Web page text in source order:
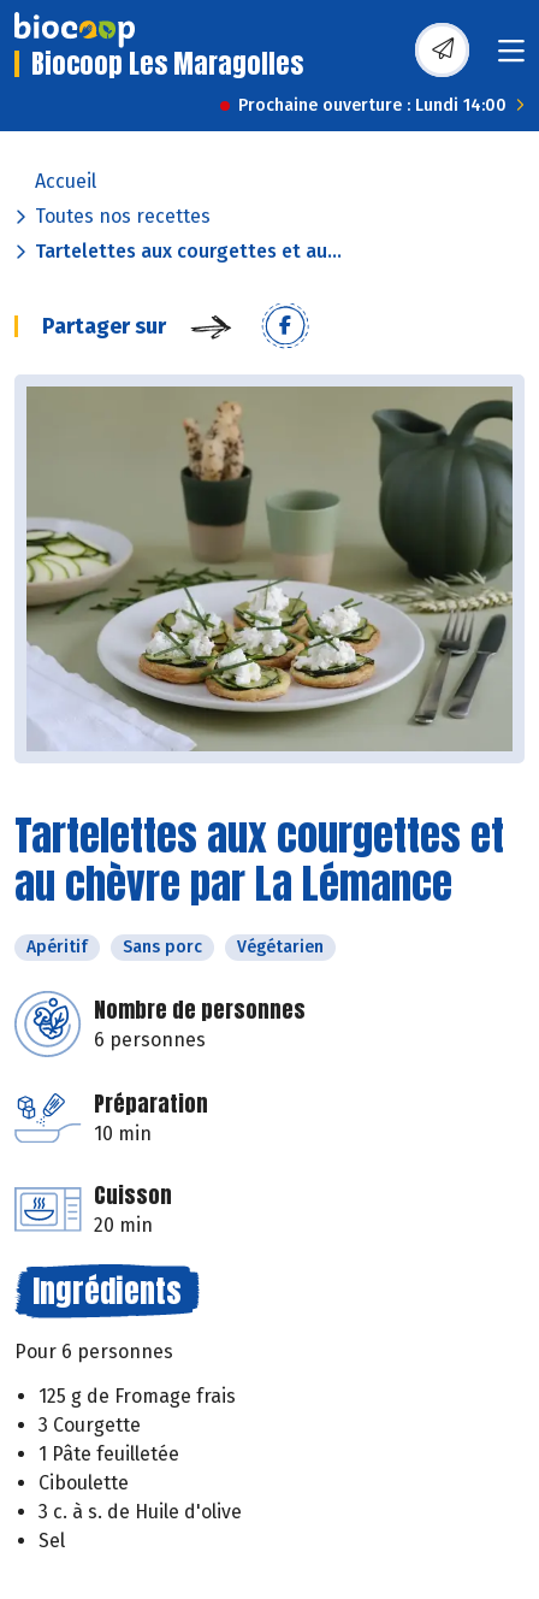
Biocoop Les Maragolles
Prochaine ouverture : Lundi 14:00
Accueil
Toutes nos recettes
Tartelettes aux courgettes et au...
Partager sur
Tartelettes aux courgettes et
au chèvre par La Lémance
Apéritif Sans porc Végétarien
Nombre de personnes
6 personnes
Préparation
10 min
Cuisson
20 min
Ingrédients
Pour 6 personnes
125 g de Fromage frais
3 Courgette
1 Pâte feuilletée
Ciboulette
3 c. à s. de Huile d'olive
Sel